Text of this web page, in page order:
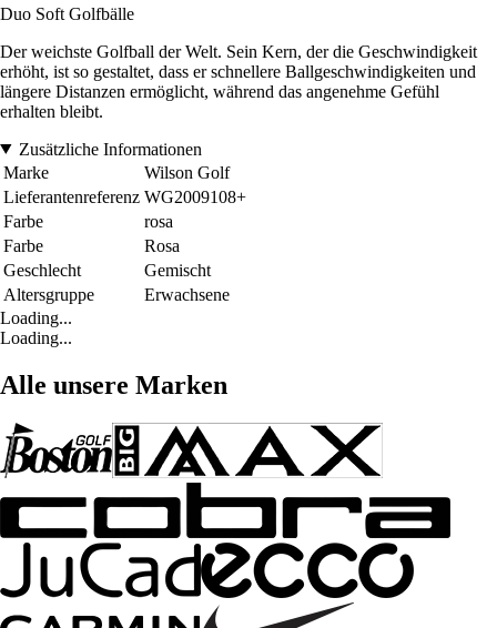
Duo Soft Golfbälle
Der weichste Golfball der Welt. Sein Kern, der die Geschwindigkeit
erhöht, ist so gestaltet, dass er schnellere Ballgeschwindigkeiten und
längere Distanzen ermöglicht, während das angenehme Gefühl
erhalten bleibt.
Zusätzliche Informationen
Marke
Wilson Golf
Lieferantenreferenz WG2009108+
Farbe
rosa
Farbe
Rosa
Geschlecht
Gemischt
Altersgruppe
Erwachsene
Loading...
Loading...
Alle unsere Marken